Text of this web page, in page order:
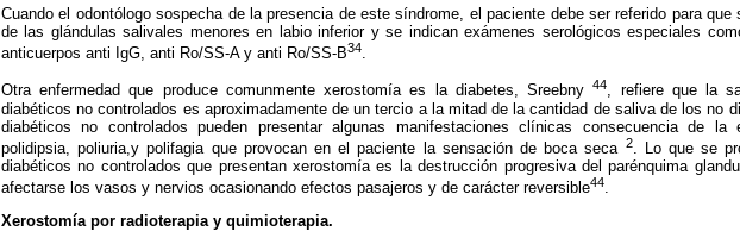
Cuando el odontólogo sospecha de la presencia de este síndrome, el paciente debe ser referido para que
de las glándulas salivales menores en labio inferior y se indican exámenes serológicos especiales
anticuerpos anti IgG, anti Ro/SS-A y anti Ro/SS-B34
Otra enfermedad que produce comunmente xerostomía es la diabetes, Sreebny44, refiere que la
diabéticos no controlados es aproximadamente de un tercio a la mitad de la cantidad de saliva de los no
diabéticos no controlados pueden presentar algunas manifestaciones clínicas consecuencia de la
polidipsia, poliuria,y polifagia que provocan en el paciente la sensación de boca seca 2. Lo que se
diabéticos no controlados que presentan xerostomía es la destrucción progresiva del parénquima
afectarse los vasos y nervios ocasionando efectos pasajeros y de carácter reversible44.
Xerostomía por radioterapia y quimioterapia.